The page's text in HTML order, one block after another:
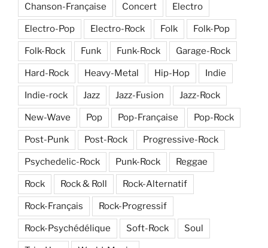
Chanson-Française Concert Electro
Electro-Pop Electro-Rock Folk Folk-Pop
Folk-Rock Funk Funk-Rock Garage-Rock
Hard-Rock Heavy-Metal Hip-Hop Indie
Indie-rock Jazz Jazz-Fusion Jazz-Rock
New-Wave Pop Pop-Française Pop-Rock
Post-Punk Post-Rock Progressive-Rock
Psychedelic-Rock Punk-Rock Reggae
Rock Rock & Roll Rock-Alternatif
Rock-Français Rock-Progressif
Rock-Psychédélique Soft-Rock Soul